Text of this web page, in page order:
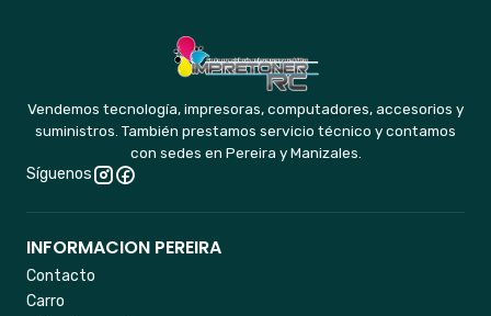
Vendemos tecnología, impresoras, computadores, accesorios y
suministros. También prestamos servicio técnico y contamos
con sedes en Pereira y Manizales.
Síguenos
INFORMACION PEREIRA
Contacto
Carro